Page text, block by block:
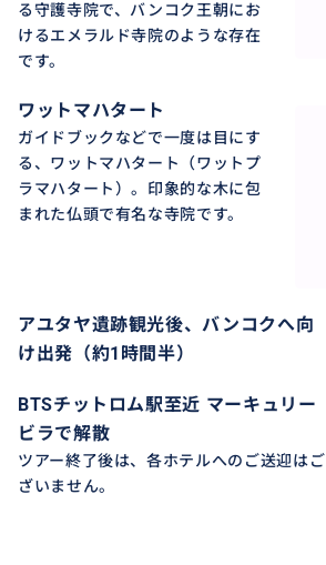
る守護寺院で、バンコク王朝にお
けるエメラルド寺院のような存在
です。
ワットマハタート
ガイドブックなどで一度は目にす
る、ワットマハタート（ワットプ
ラマハタート）。印象的な木に包
まれた仏頭で有名な寺院です。
アユタヤ遺跡観光後、バンコクへ向
け出発（約1時間半）
BTSチットロム駅至近 マーキュリー
ビラで解散
ツアー終了後は、各ホテルへのご送迎はご
ざいません。